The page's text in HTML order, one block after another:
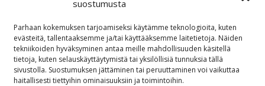
suostumusta
Parhaan kokemuksen tarjoamiseksi käytämme teknologioita, kuten
evästeitä, tallentaaksemme ja/tai käyttääksemme laitetietoja. Näiden
tekniikoiden hyväksyminen antaa meille mahdollisuuden käsitellä
tietoja, kuten selauskäyttäytymistä tai yksilöllisiä tunnuksia tällä
sivustolla. Suostumuksen jättäminen tai peruuttaminen voi vaikuttaa
haitallisesti tiettyihin ominaisuuksiin ja toimintoihin.
 Töihin meille
 Lähetä meille palautetta
 Seuraa meitä Facebookissa